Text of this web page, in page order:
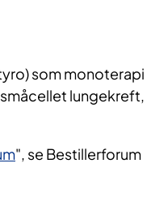
som monoterapi
lungekreft,
", se Bestillerforum